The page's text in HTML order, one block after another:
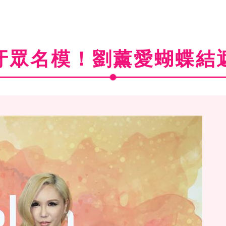
眾名模！劉薰愛蝴蝶結